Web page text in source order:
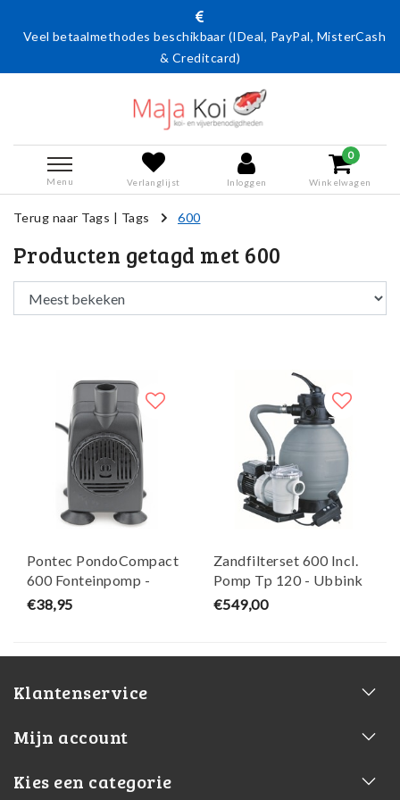
Veel betaalmethodes beschikbaar (IDeal, PayPal, MisterCash
& Creditcard)
Menu Verlanglijst Inloggen
0
Winkelwagen
Terug naar Tags | Tags 600
Producten getagd met 600
Pontec PondoCompact
600 Fonteinpomp -
Oase
€38,95
Zandfilterset 600 Incl.
Pomp Tp 120 - Ubbink
€549,00
Klantenservice
Mijn account
Kies een categorie